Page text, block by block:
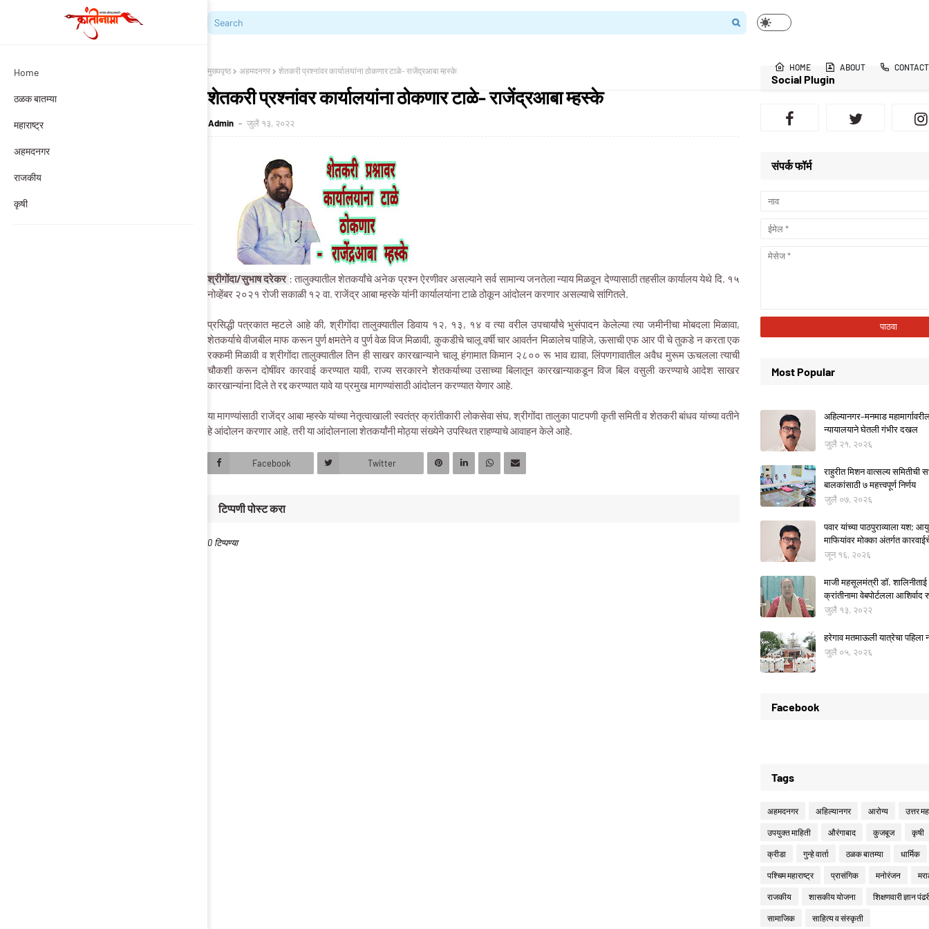
Home
ठळक बातम्या
महाराष्ट्र
अहमदनगर
राजकीय
कृषी
HOME ABOUT CONTACT
मुख्यपृष्ठ अहमदनगर शेतकरी प्रश्नांवर कार्यालयांना ठोकणार टाळे- राजेंद्रआबा म्हस्के
शेतकरी प्रश्नांवर कार्यालयांना ठोकणार टाळे- राजेंद्रआबा म्हस्के
Admin जुलै १३, २०२२
श्रीगोंदा/सुभाष दरेकर : तालुक्यातील शेतकर्यांचे अनेक प्रश्न ऐरणीवर असल्याने सर्व सामान्य जनतेला न्याय मिळवून देण्यासाठी तहसील कार्यालय येथे दि. १५
नोव्हेंबर २०२१ रोजी सकाळी १२ वा. राजेंद्र आबा म्हस्के यांनी कार्यालयांना टाळे ठोकून आंदोलन करणार असल्याचे सांगितले.
प्रसिद्धी पत्रकात म्हटले आहे की, श्रीगोंदा तालुक्यातील डिवाय १२, १३, १४ व त्या वरील उपचार्यांचे भुसंपादन केलेल्या त्या जमीनीचा मोबदला मिळावा,
शेतकर्याचे वीजबील माफ करून पुर्ण क्षमतेने व पुर्ण वेळ विज मिळावी, कुकडीचे चालू वर्षी चार आवर्तन मिळालेच पाहिजे, ऊसाची एफ आर पी चे तुकडे न करता एक
रक्कमी मिळावी व श्रीगोंदा तालुक्यातील तिन ही साखर कारखान्याने चालू हंगामात किमान २८०० रू भाव द्यावा, लिंपणगावातील अवैध मुरूम ऊचलला त्याची
चौकशी करून दोषींवर कारवाई करण्यात यावी, राज्य सरकारने शेतकर्याच्या उसाच्या बिलातून कारखान्याकडून विज बिल वसुली करण्याचे आदेश साखर
कारखान्यांना दिले ते रद्द करण्यात यावे या प्रमुख मागण्यांसाठी आंदोलन करण्यात येणार आहे.
या मागण्यांसाठी राजेंद्र आबा म्हस्के यांच्या नेतृत्वाखाली स्वतंत्र क्रांतीकारी लोकसेवा संघ, श्रीगोंदा तालुका पाटपणी कृती समिती व शेतकरी बांधव यांच्या वतीने
हे आंदोलन करणार आहे. तरी या आंदोलनाला शेतकर्यांनी मोठ्या संख्येने उपस्थित राहण्याचे आवाहन केले आहे.
Facebook Twitter
टिप्पणी पोस्ट करा
0 टिप्पण्या
Social Plugin
संपर्क फॉर्म
Most Popular
अहिल्यानगर–मनमाड
न्यायालयाने घेतली गंभीर दखल
जुलै २१, २०२६
राहुरीत मिशन वात्सल्य समितीची
बालकांसाठी ७ महत्त्वपूर्ण निर्णय
जुलै ०७, २०२६
पवार यांच्या पाठपुराव्याला यश;
माफियांवर मोक्का अंतर्गत
जून १६, २०२६
माजी महसूलमंत्री डॉ.
क्रांतीनामा वेबपोर्टलला आशिर्वाद
जुलै १३, २०२२
हरेगाव मतमाऊली यात्रेचा पहिला
जुलै ०५, २०२६
Facebook
Tags
अहमदनगर अहिल्यानगर आरोग्य उत्तर
उपयुक्त माहिती औरंगाबाद कुजबूज कृषी
क्रीडा गुन्हे वार्ता ठळक बातम्या धार्मिक
पश्चिम महाराष्ट्र प्रासंगिक मनोरंजन
राजकीय शासकीय योजना शिक्षणवारी ज्ञान
सामाजिक साहित्य व संस्कृती